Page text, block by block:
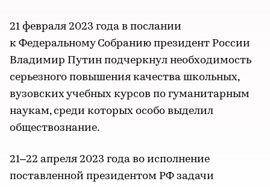
21 февраля 2023 года в послании
к Федеральному Собранию президент России
Владимир Путин подчеркнул необходимость
серьезного повышения качества школьных,
вузовских учебных курсов по гуманитарным
наукам, среди которых особо выделил
обществознание.
21–22 апреля 2023 года во исполнение
поставленной президентом РФ задачи